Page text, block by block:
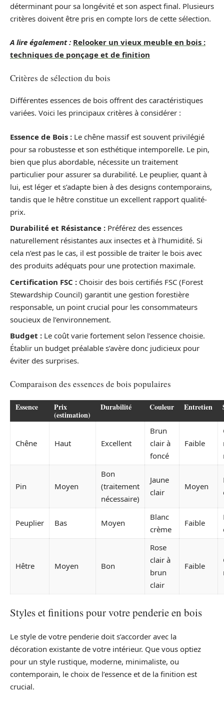
déterminant pour sa longévité et son aspect final. Plusieurs
critères doivent être pris en compte lors de cette sélection.
A lire également : Relooker un vieux meuble en bois :
techniques de ponçage et de finition
Critères de sélection du bois
Différentes essences de bois offrent des caractéristiques
variées. Voici les principaux critères à considérer :
Essence de Bois : Le chêne massif est souvent privilégié
pour sa robustesse et son esthétique intemporelle. Le pin,
bien que plus abordable, nécessite un traitement
particulier pour assurer sa durabilité. Le peuplier, quant à
lui, est léger et s’adapte bien à des designs contemporains,
tandis que le hêtre constitue un excellent rapport qualité-
prix.
Durabilité et Résistance : Préférez des essences
naturellement résistantes aux insectes et à l’humidité. Si
cela n’est pas le cas, il est possible de traiter le bois avec
des produits adéquats pour une protection maximale.
Certification FSC : Choisir des bois certifiés FSC (Forest
Stewardship Council) garantit une gestion forestière
responsable, un point crucial pour les consommateurs
soucieux de l’environnement.
Budget : Le coût varie fortement selon l’essence choisie.
Établir un budget préalable s’avère donc judicieux pour
éviter des surprises.
Comparaison des essences de bois populaires
Essence Prix
(estimation)
Durabilité Couleur Entretien
Chêne Haut Excellent
Brun
clair à
foncé
Faible
Pin Moyen
Bon
(traitement
nécessaire)
Jaune
clair
Moyen
Peuplier Bas Moyen
Blanc
crème
Faible
Hêtre Moyen Bon
Rose
clair à
brun
clair
Faible
Styles et finitions pour votre penderie en bois
Le style de votre penderie doit s’accorder avec la
décoration existante de votre intérieur. Que vous optiez
pour un style rustique, moderne, minimaliste, ou
contemporain, le choix de l’essence et de la finition est
crucial.